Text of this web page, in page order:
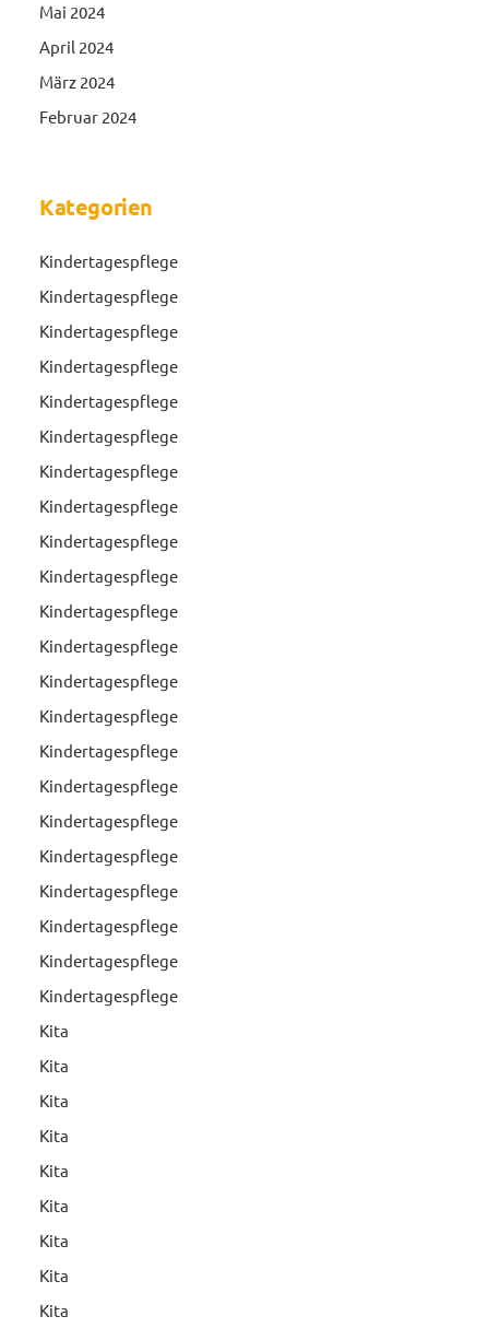
Mai 2024
April 2024
März 2024
Februar 2024
Kategorien
Kindertagespflege
Kindertagespflege
Kindertagespflege
Kindertagespflege
Kindertagespflege
Kindertagespflege
Kindertagespflege
Kindertagespflege
Kindertagespflege
Kindertagespflege
Kindertagespflege
Kindertagespflege
Kindertagespflege
Kindertagespflege
Kindertagespflege
Kindertagespflege
Kindertagespflege
Kindertagespflege
Kindertagespflege
Kindertagespflege
Kindertagespflege
Kindertagespflege
Kita
Kita
Kita
Kita
Kita
Kita
Kita
Kita
Kita